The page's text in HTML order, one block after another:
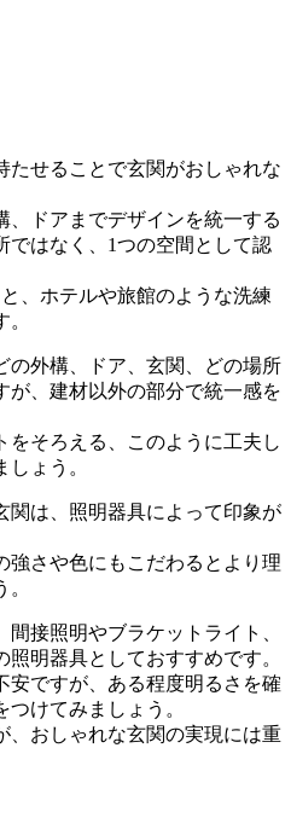
たせることで玄関がおしゃれな
、ドアまでデザインを統一する
ではなく、1つの空間として認
、ホテルや旅館のような洗練
の外構、ドア、玄関、どの場所
が、建材以外の部分で統一感を
をそろえる、このように工夫し
ょう。
関は、照明器具によって印象が
強さや色にもこだわるとより理
接照明やブラケットライト、
明器具としておすすめです。
安ですが、ある程度明るさを確
けてみましょう。
、おしゃれな玄関の実現には重